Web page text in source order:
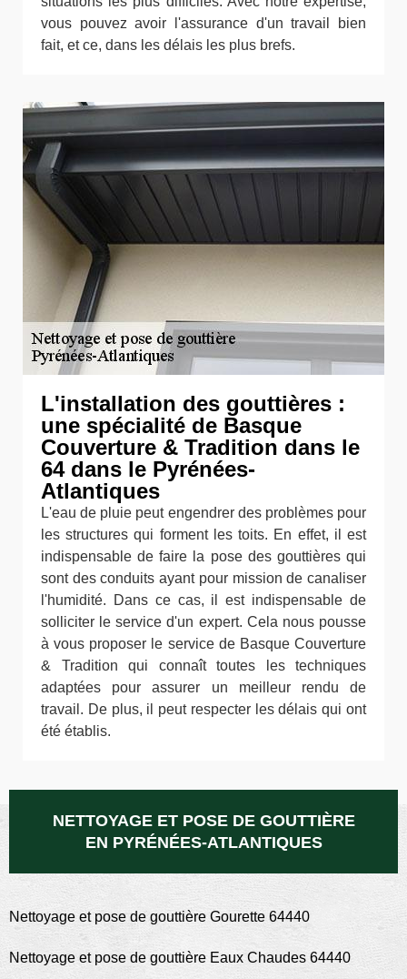
vous pouvez avoir l'assurance d'un travail bien
fait, et ce, dans les délais les plus brefs.
L'installation des gouttières :
une spécialité de Basque
Couverture & Tradition dans le
64 dans le Pyrénées-
Atlantiques
L'eau de pluie peut engendrer des problèmes pour
les structures qui forment les toits. En effet, il est
indispensable de faire la pose des gouttières qui
sont des conduits ayant pour mission de canaliser
l'humidité. Dans ce cas, il est indispensable de
solliciter le service d'un expert. Cela nous pousse
à vous proposer le service de Basque Couverture
& Tradition qui connaît toutes les techniques
adaptées pour assurer un meilleur rendu de
travail. De plus, il peut respecter les délais qui ont
été établis.
NETTOYAGE ET POSE DE GOUTTIÈRE
EN PYRÉNÉES-ATLANTIQUES
Nettoyage et pose de gouttière Gourette 64440
Nettoyage et pose de gouttière Eaux Chaudes 64440